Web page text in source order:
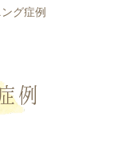
グ症例
例